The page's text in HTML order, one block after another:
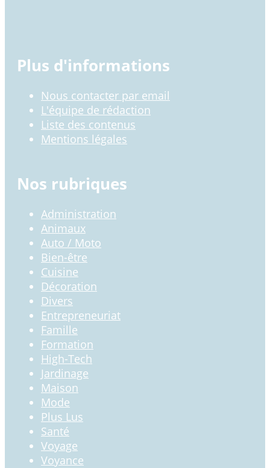
Plus d'informations
Nous contacter par email
L'équipe de rédaction
Liste des contenus
Mentions légales
Nos rubriques
Administration
Animaux
Auto / Moto
Bien-être
Cuisine
Décoration
Divers
Entrepreneuriat
Famille
Formation
High-Tech
Jardinage
Maison
Mode
Plus Lus
Santé
Voyage
Voyance